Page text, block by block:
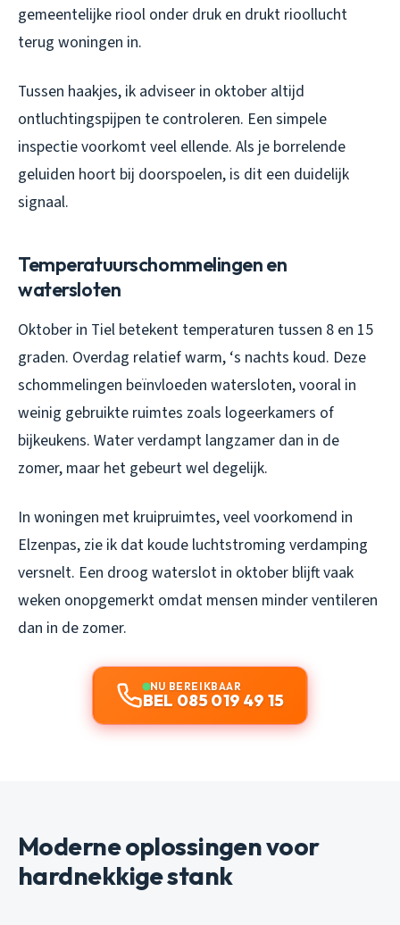
gemeentelijke riool onder druk en drukt rioollucht
terug woningen in.
Tussen haakjes, ik adviseer in oktober altijd
ontluchtingspijpen te controleren. Een simpele
inspectie voorkomt veel ellende. Als je borrelende
geluiden hoort bij doorspoelen, is dit een duidelijk
signaal.
Temperatuurschommelingen en
watersloten
Oktober in Tiel betekent temperaturen tussen 8 en 15
graden. Overdag relatief warm, ‘s nachts koud. Deze
schommelingen beïnvloeden watersloten, vooral in
weinig gebruikte ruimtes zoals logeerkamers of
bijkeukens. Water verdampt langzamer dan in de
zomer, maar het gebeurt wel degelijk.
In woningen met kruipruimtes, veel voorkomend in
Elzenpas, zie ik dat koude luchtstroming verdamping
versnelt. Een droog waterslot in oktober blijft vaak
weken onopgemerkt omdat mensen minder ventileren
dan in de zomer.
NU BEREIKBAAR
BEL 085 019 49 15
Moderne oplossingen voor
hardnekkige stank